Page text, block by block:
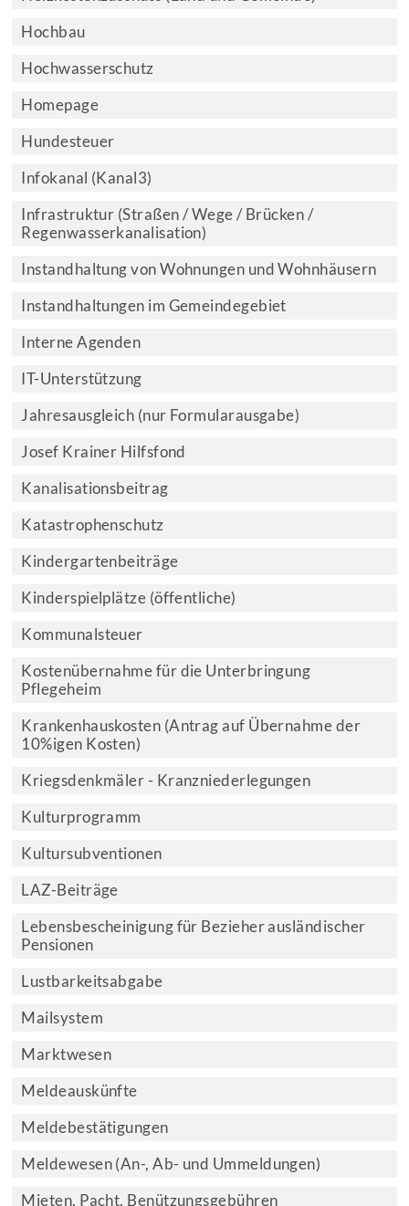
Hochbau
Hochwasserschutz
Homepage
Hundesteuer
Infokanal (Kanal3)
Infrastruktur (Straßen / Wege / Brücken /
Regenwasserkanalisation)
Instandhaltung von Wohnungen und Wohnhäusern
Instandhaltungen im Gemeindegebiet
Interne Agenden
IT-Unterstützung
Jahresausgleich (nur Formularausgabe)
Josef Krainer Hilfsfond
Kanalisationsbeitrag
Katastrophenschutz
Kindergartenbeiträge
Kinderspielplätze (öffentliche)
Kommunalsteuer
Kostenübernahme für die Unterbringung
Pflegeheim
Krankenhauskosten (Antrag auf Übernahme der
10%igen Kosten)
Kriegsdenkmäler - Kranzniederlegungen
Kulturprogramm
Kultursubventionen
LAZ-Beiträge
Lebensbescheinigung für Bezieher ausländischer
Pensionen
Lustbarkeitsabgabe
Mailsystem
Marktwesen
Meldeauskünfte
Meldebestätigungen
Meldewesen (An-, Ab- und Ummeldungen)
Mieten, Pacht, Benützungsgebühren